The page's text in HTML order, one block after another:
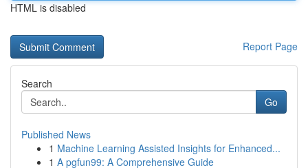
HTML is disabled
Report Page
Search
Go
Published News
1 Machine Learning Assisted Insights for Enhanced...
1 A pgfun99: A Comprehensive Guide